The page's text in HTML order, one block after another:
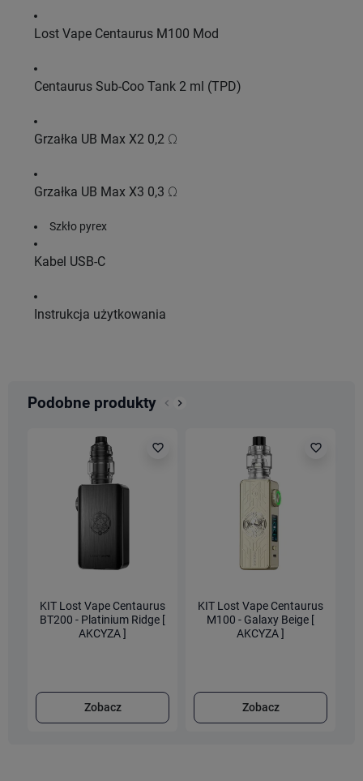
Lost Vape Centaurus M100 Mod
Centaurus Sub-Coo Tank 2 ml (TPD)
Grzałka UB Max X2 0,2 Ω
Grzałka UB Max X3 0,3 Ω
Szkło pyrex
Kabel USB-C
Instrukcja użytkowania
Podobne produkty Poprzedni
keyboard_arrow_left
Następny
keyboard_arrow_right
favorite_border
KIT Lost Vape Centaurus
BT200 - Platinium Ridge [
AKCYZA ]
Zobacz
favorite_border
KIT Lost Vape Centaurus
M100 - Galaxy Beige [
AKCYZA ]
Zobacz